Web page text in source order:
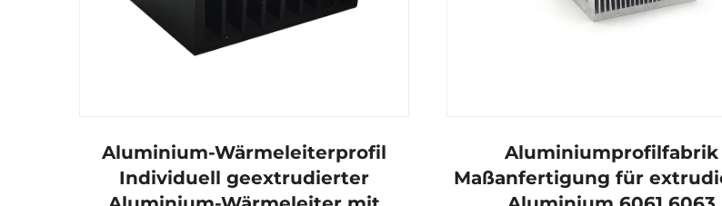
Aluminium-Wärmeleiterprofil
Individuell geextrudierter
Aluminiumprofilfabrik
Maßanfertigung für